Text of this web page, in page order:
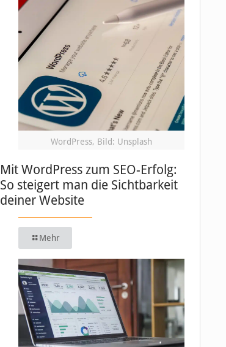
WordPress, Bild: Unsplash
Mit WordPress zum SEO-Erfolg:
So steigert man die Sichtbarkeit
deiner Website
Mehr